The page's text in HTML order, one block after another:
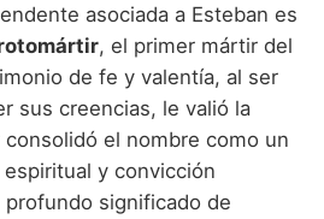
asociada a Esteban es
, el primer mártir del
de fe y valentía, al ser
sus creencias, le valió la
el nombre como un
y convicción
significado de